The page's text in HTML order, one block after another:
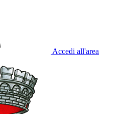
Accedi all'area